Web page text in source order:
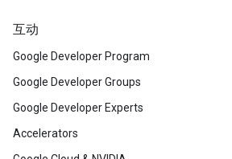
互动
Google Developer Program
Google Developer Groups
Google Developer Experts
Accelerators